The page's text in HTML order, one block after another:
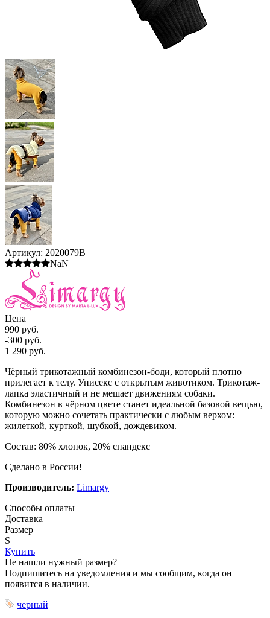
Артикул: 2020079B
NaN
Цена
990 руб.
-300 руб.
1 290 руб.
Чёрный трикотажный комбинезон-боди, который плотно
прилегает к телу. Унисекс с открытым животиком. Трикотаж-
лапка эластичный и не мешает движениям собаки.
Комбинезон в чёрном цвете станет идеальной базовой вещью,
которую можно сочетать практически с любым верхом:
жилеткой, курткой, шубкой, дождевиком.
Состав: 80% хлопок, 20% спандекс
Сделано в России!
Производитель: Limargy
Способы оплаты
Доставка
Размер
S
Купить
Не нашли нужный размер?
Подпишитесь на уведомления и мы сообщим, когда он
появится в наличии.
черный